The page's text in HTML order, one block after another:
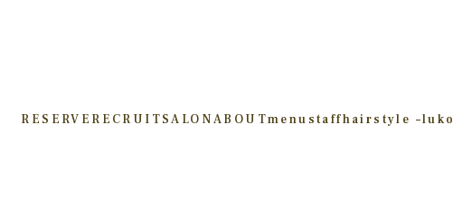
RESERVE RECRUITSALONABOUTmenu staffhairstyle –luko